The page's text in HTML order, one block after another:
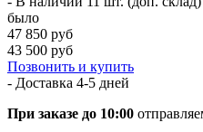
было
47 850 руб
43 500 руб
Позвонить и купить
- Доставка 4-5 дней
При заказе до 10:00